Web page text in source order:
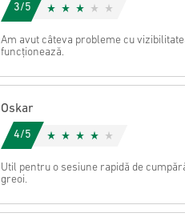
Anulare
3/5
Am avut câteva probleme cu
funcționează.
Oskar
4/5
Util pentru o sesiune rapidă de
greoi.